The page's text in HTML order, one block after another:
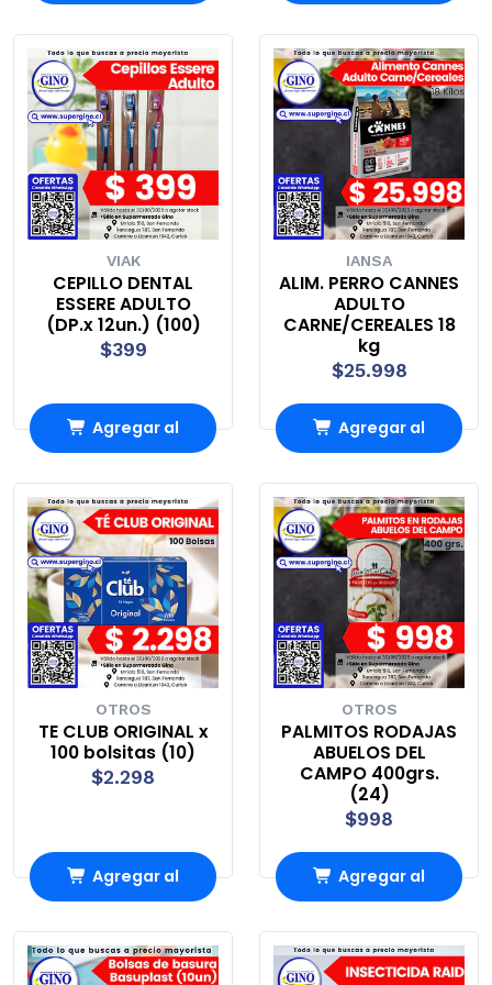
VIAK
CEPILLO DENTAL
ESSERE ADULTO
(DP.x 12un.) (100)
$399
Agregar al
IANSA
ALIM. PERRO CANNES
ADULTO
CARNE/CEREALES 18
kg
$25.998
Agregar al
OTROS
TE CLUB ORIGINAL x
100 bolsitas (10)
$2.298
Agregar al
OTROS
PALMITOS RODAJAS
ABUELOS DEL
CAMPO 400grs.
(24)
$998
Agregar al